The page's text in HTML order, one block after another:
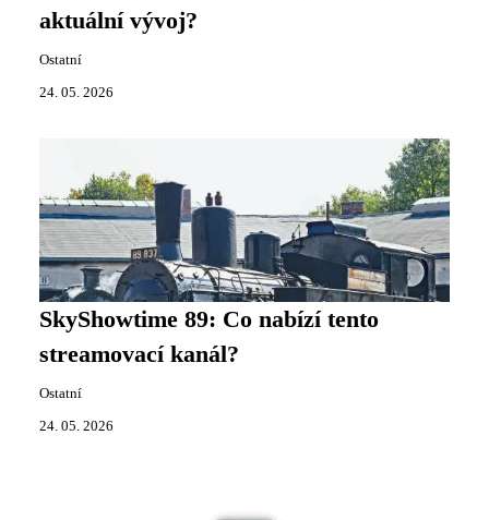
aktuální vývoj?
Ostatní
24. 05. 2026
SkyShowtime 89: Co nabízí tento
streamovací kanál?
Ostatní
24. 05. 2026